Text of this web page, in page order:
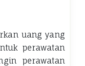
uang yang
perawatan
perawatan